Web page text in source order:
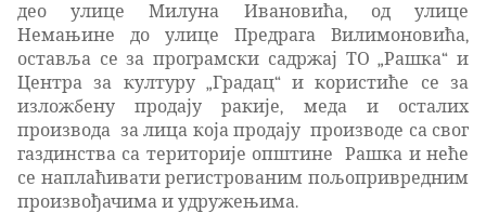
део улице Милуна Ивановића,
од улице
Немањине до улице Предрага Вилимоновића,
оставља се за програмски садржај ТО „Рашка“ и
Центра за културу „Градац“ икористиће се за
изложбену продају ракије,
меда и осталих
производа за лица која продају производе са свог
газдинства са територије општине
Рашка и неће
се наплаћивати регистрованим пољопривредним
произвођачима и удружењима.